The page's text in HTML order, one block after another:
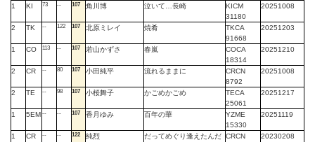
1
KI 73 -- 107 角川博 泣いて…長崎
KICM
31180
20251008
2 TK -- 122 107 北原ミレイ 焼肴
TKCA
91668
20251203
1 CO 113 -- 107 若山かずさ 春嵐
COCA
18314
20251210
2 CR -- 80 107 小田純平 流れるままに
CRCN
8792
20251008
2 TE -- 98 107 小桜舞子 かごめかごめ
TECA
25061
20251217
1 5EM -- -- 107 香月ゆみ 百年の華
YZME
15330
20251119
1 CR -- -- 122 純烈 だってめぐり逢えたんだ CRCN
20230208